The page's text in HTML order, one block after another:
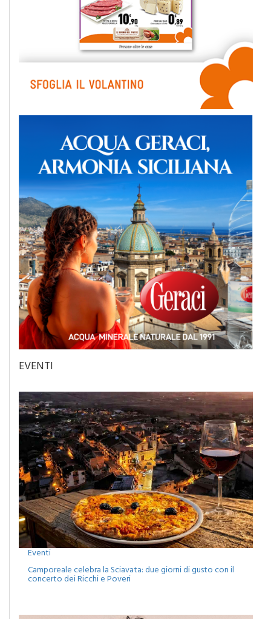
Eventi
Camporeale celebra la Sciavata: due giorni di gusto con il